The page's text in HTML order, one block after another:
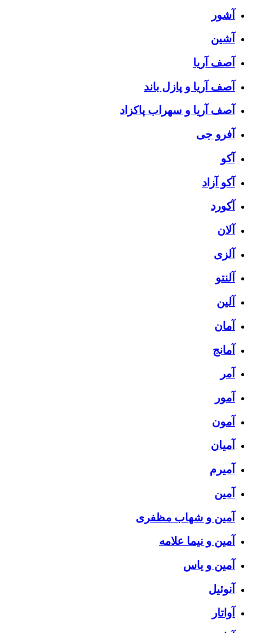
آشور
آشین
آصف آریا
آصف آریا و پازل باند
آصف آریا و سهراب پاکزاد
آفرو جی
آکو
آکو آزاد
آکورد
آلان
آلزی
آلنتو
آلین
آمان
آمانج
آمر
آمور
آمون
آمیان
آمیرم
آمین
آمین و شهاب مظفری
آمین و نیما علامه
آمین و یاس
آنوئیل
آواتار